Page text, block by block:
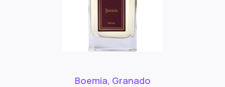
Boemia, Granado